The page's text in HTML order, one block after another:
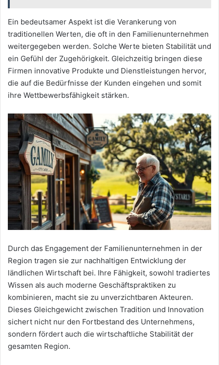
Ein bedeutsamer Aspekt ist die Verankerung von
traditionellen Werten, die oft in den Familienunternehmen
weitergegeben werden. Solche Werte bieten Stabilität und
ein Gefühl der Zugehörigkeit. Gleichzeitig bringen diese
Firmen innovative Produkte und Dienstleistungen hervor,
die auf die Bedürfnisse der Kunden eingehen und somit
ihre Wettbewerbsfähigkeit stärken.
Durch das Engagement der Familienunternehmen in der
Region tragen sie zur nachhaltigen Entwicklung der
ländlichen Wirtschaft bei. Ihre Fähigkeit, sowohl tradiertes
Wissen als auch moderne Geschäftspraktiken zu
kombinieren, macht sie zu unverzichtbaren Akteuren.
Dieses Gleichgewicht zwischen Tradition und Innovation
sichert nicht nur den Fortbestand des Unternehmens,
sondern fördert auch die wirtschaftliche Stabilität der
gesamten Region.